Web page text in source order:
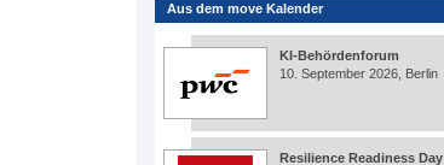
Aus dem move Kalender
KI-Behördenforum
10. September 2026, Berlin
Resilience Readiness Day